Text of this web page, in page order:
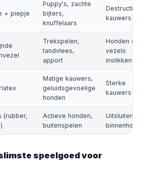
+ piepje
Puppy's, zachte
bijters,
knuffelaars
Destructieve
kauwers
Trekspelen,
tandvlees,
apport
Honden die
vezels
inslikken
Matige kauwers,
geluidsgevoelige
honden
Sterke
kauwers
(rubber,
Actieve honden,
buitenspelen
Uitsluitend
speelgoed voor